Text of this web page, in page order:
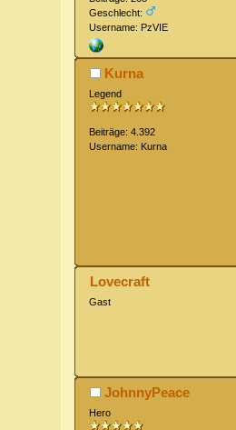
Geschlecht:
Username: PzVIE
Kurna
Legend
Beiträge: 4.392
Username: Kurna
Lovecraft
Gast
JohnnyPeace
Hero